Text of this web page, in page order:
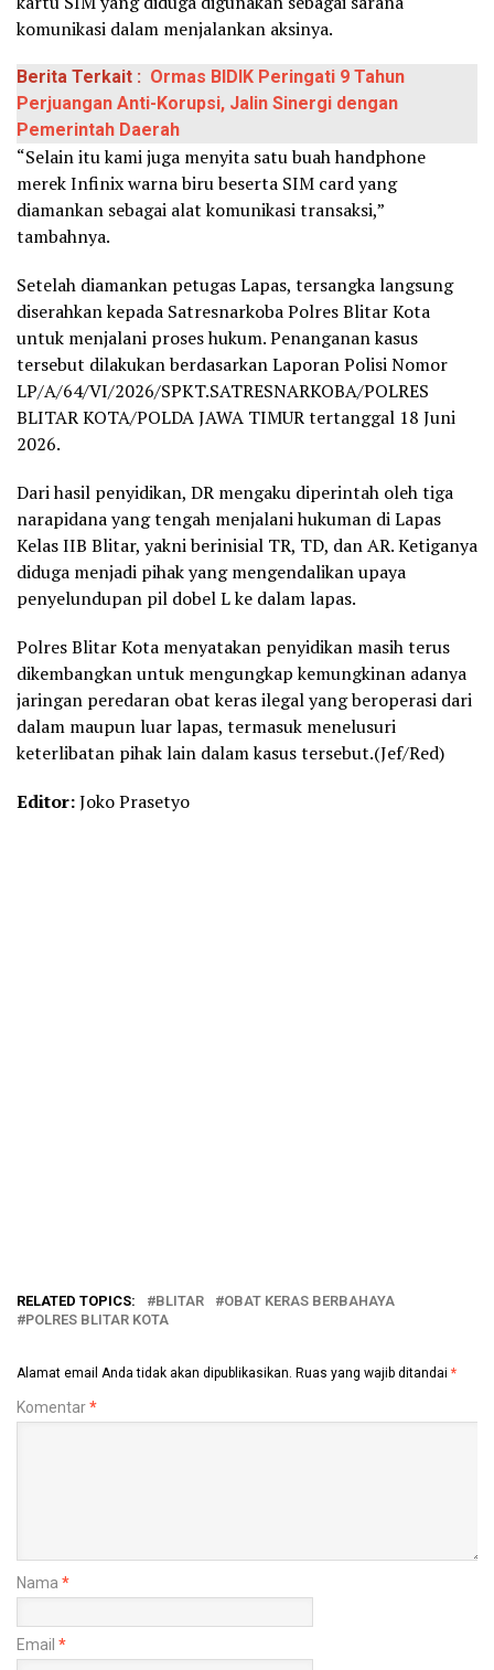
komunikasi dalam menjalankan aksinya.
Berita Terkait : Ormas BIDIK Peringati 9 Tahun
Perjuangan Anti-Korupsi, Jalin Sinergi dengan
Pemerintah Daerah
“Selain itu kami juga menyita satu buah handphone
merek Infinix warna biru beserta SIM card yang
diamankan sebagai alat komunikasi transaksi,”
tambahnya.
Setelah diamankan petugas Lapas, tersangka langsung
diserahkan kepada Satresnarkoba Polres Blitar Kota
untuk menjalani proses hukum. Penanganan kasus
tersebut dilakukan berdasarkan Laporan Polisi Nomor
LP/A/64/VI/2026/SPKT.SATRESNARKOBA/POLRES
BLITAR KOTA/POLDA JAWA TIMUR tertanggal 18 Juni
2026.
Dari hasil penyidikan, DR mengaku diperintah oleh tiga
narapidana yang tengah menjalani hukuman di Lapas
Kelas IIB Blitar, yakni berinisial TR, TD, dan AR. Ketiganya
diduga menjadi pihak yang mengendalikan upaya
penyelundupan pil dobel L ke dalam lapas.
Polres Blitar Kota menyatakan penyidikan masih terus
dikembangkan untuk mengungkap kemungkinan adanya
jaringan peredaran obat keras ilegal yang beroperasi dari
dalam maupun luar lapas, termasuk menelusuri
keterlibatan pihak lain dalam kasus tersebut.(Jef/Red)
Editor:Joko Prasetyo
RELATED TOPICS: BLITAR
OBAT KERAS BERBAHAYA
POLRES BLITAR KOTA
Alamat email Anda tidak akan dipublikasikan. Ruas yang wajib ditandai *
Komentar*
Nama *
Email *